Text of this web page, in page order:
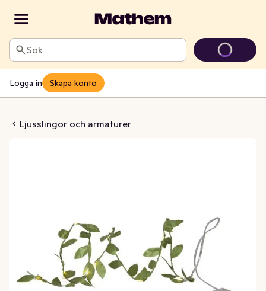
Sök
Logga in Skapa konto
Ljusslingor och armaturer
Leaf